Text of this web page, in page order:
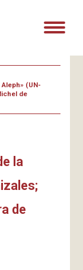
(UN-
de
la
de